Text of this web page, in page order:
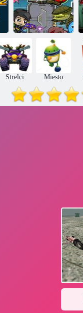
Armádne
jednotky:
Resistance
Zombie Mission
Strelci Miesto